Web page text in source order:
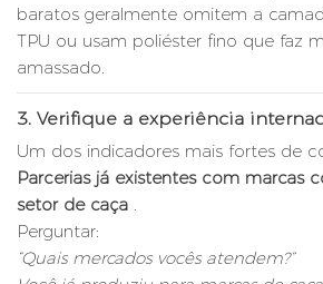
baratos geralmente omitem a
TPU ou usam poliéster fino que faz
amassado.
3. Verifique a experiência
Um dos indicadores mais fortes de
Parcerias já existentes com marcas
setor de caça .
Perguntar:
“Quais mercados vocês atendem?”